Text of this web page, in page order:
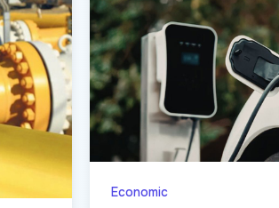
Economic